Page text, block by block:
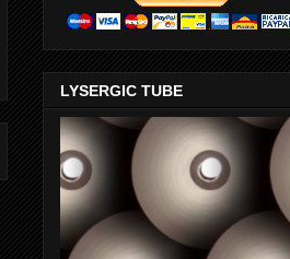
LYSERGIC TUBE